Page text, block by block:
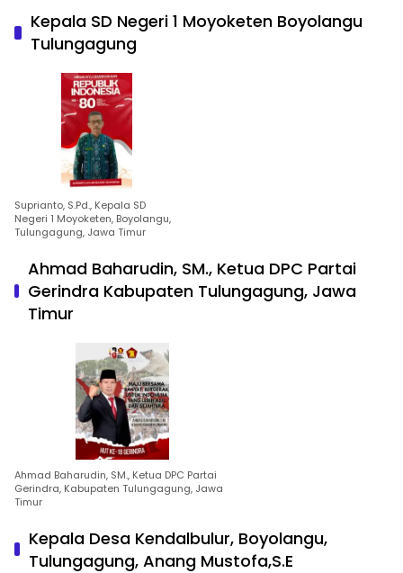
Kepala SD Negeri 1 Moyoketen Boyolangu
Tulungagung
Suprianto, S.Pd., Kepala SD
Negeri 1 Moyoketen, Boyolangu,
Tulungagung, Jawa Timur
Ahmad Baharudin, SM., Ketua DPC Partai
Gerindra Kabupaten Tulungagung, Jawa
Timur
Ahmad Baharudin, SM., Ketua DPC Partai
Gerindra, Kabupaten Tulungagung, Jawa
Timur
Kepala Desa Kendalbulur, Boyolangu,
Tulungagung, Anang Mustofa,S.E